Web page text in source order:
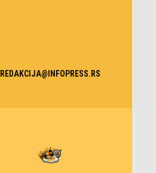
REDAKCIJA@INFOPRESS.RS